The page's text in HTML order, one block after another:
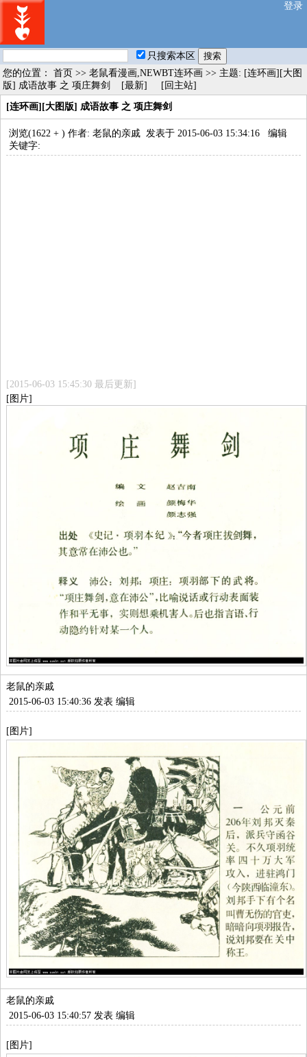
登录
只搜索本区
您的位置： 首页 >> 老鼠看漫画,NEWBT连环画 >> 主题: [连环画][大图
版] 成语故事 之 项庄舞剑
[最新] [回主站]
[连环画][大图版] 成语故事 之 项庄舞剑
浏览(1622 + ) 作者: 老鼠的亲戚 发表于 2015-06-03 15:34:16 编辑
关键字:
[2015-06-03 15:45:30 最后更新]
[图片]
老鼠的亲戚
2015-06-03 15:40:36 发表 编辑
[图片]
老鼠的亲戚
2015-06-03 15:40:57 发表 编辑
[图片]